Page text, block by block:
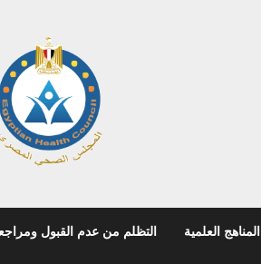
المناهج العلمية التظلم من عدم القبول ومراجعة